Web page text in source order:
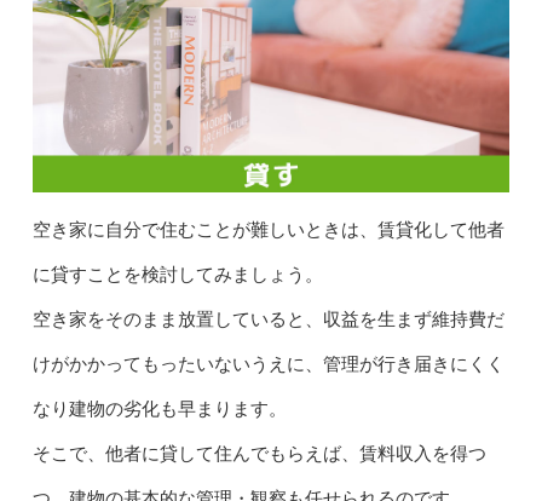
空き家に自分で住むことが難しいときは、賃貸化して他者
に貸すことを検討してみましょう。
空き家をそのまま放置していると、収益を生まず維持費だ
けがかかってもったいないうえに、管理が行き届きにくく
なり建物の劣化も早まります。
そこで、他者に貸して住んでもらえば、賃料収入を得つ